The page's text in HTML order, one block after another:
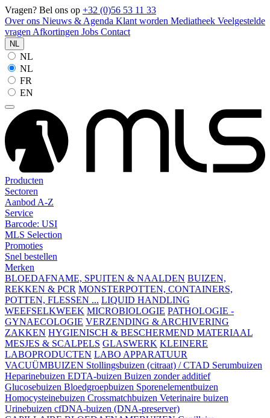
Vragen? Bel ons op +32 (0)56 53 11 33
Over ons Nieuws & Agenda Klant worden Mediatheek Veelgestelde
vragen Afkortingen Jobs Contact
NL
NL
NL
FR
EN
Producten
Sectoren
Aanbod A-Z
Service
Barcode: USI
MLS Selection
Promoties
Snel bestellen
Merken
BLOEDAFNAME, SPUITEN & NAALDEN BUIZEN,
REKKEN & PCR MONSTERPOTTEN, CONTAINERS,
POTTEN, FLESSEN ... LIQUID HANDLING
WEEFSELKWEEK MICROBIOLOGIE PATHOLOGIE -
GYNAECOLOGIE VERZENDING & ARCHIVERING
ZAKKEN HYGIENISCH & BESCHERMEND MATERIAAL
MESJES & SCALPELS GLASWERK KLEINERE
LABOPRODUCTEN LABO APPARATUUR
VACUÜMBUIZEN Stollingsbuizen (citraat) / CTAD Serumbuizen
Heparinebuizen EDTA-buizen Buizen zonder additief
Glucosebuizen Bloedgroepbuizen Sporenelementbuizen
Homocysteinebuizen Crossmatchbuizen Veterinaire buizen
Urinebuizen cfDNA-buizen (DNA-preserver)